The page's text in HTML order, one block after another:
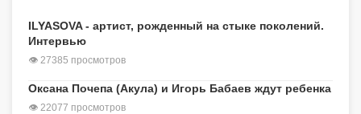
ILYASOVA - артист, рожденный на стыке поколений.
Интервью
👁 27385 просмотров
Оксана Почепа (Акула) и Игорь Бабаев ждут ребенка
👁 22077 просмотров